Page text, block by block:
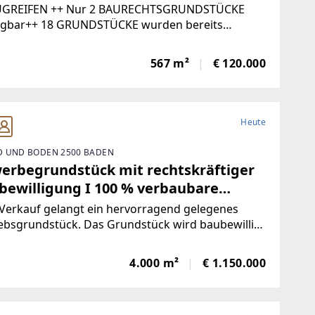
++ Nur 2 BAURECHTSGRUNDSTÜCKE
18 GRUNDSTÜCKE wurden bereits
EURO für IHR NEUES HEIM ++++
BAURECHTSZINS nur 500 Euro ++In den
567 m² € 120.000
Heute
UND BODEN 2500 BADEN
mit rechtskräftiger
I 100 % verbaubare
in Top-Lage
gelangt ein hervorragend gelegenes
Das Grundstück wird baubewilligt
Flexibilität bei der Umsetzung seines
Liegenschaft ist zu4.000 m² € 1.150.000